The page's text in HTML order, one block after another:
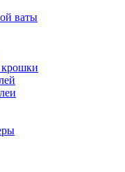
ваты
крошки